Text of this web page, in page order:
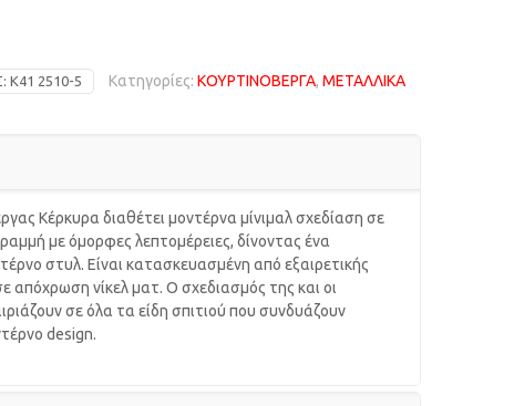
Κ41 2510-5 Κατηγορίες: ΚΟΥΡΤΙΝΟΒΕΡΓΑ, ΜΕΤΑΛΛΙΚΑ
Κέρκυρα διαθέτει μοντέρνα μίνιμαλ σχεδίαση σε
με όμορφες λεπτομέρειες, δίνοντας ένα
στυλ. Είναι κατασκευασμένη από εξαιρετικής
απόχρωση νίκελ ματ. Ο σχεδιασμός της και οι
σε όλα τα είδη σπιτιού που συνδυάζουν
design.